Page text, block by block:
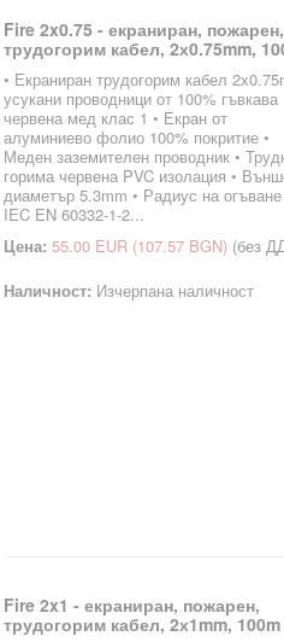
Fire 2x0.75 - екраниран, пожарен,
трудогорим кабел, 2х0.75mm,
• Екраниран трудогорим кабел
усукани проводници от 100% гъвкава
червена мед клас 1 • Екран от
алуминиево фолио 100% покритие •
Меден заземителен проводник •
горима червена PVC изолация •
диаметър 5.3mm • Радиус на
IEC EN 60332-1-2...
Цена: 55.00 EUR (107.57 BGN) (без
Наличност: Изчерпана наличност
Fire 2x1 - екраниран, пожарен,
трудогорим кабел, 2х1mm, 100m